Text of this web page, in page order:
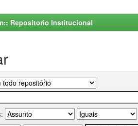
Repositorio Institucional